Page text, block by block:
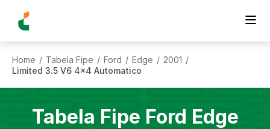
Home / Tabela Fipe / Ford / Edge / 2001 /
Limited 3.5 V6 4x4 Automatico
Tabela Fipe Ford Edge